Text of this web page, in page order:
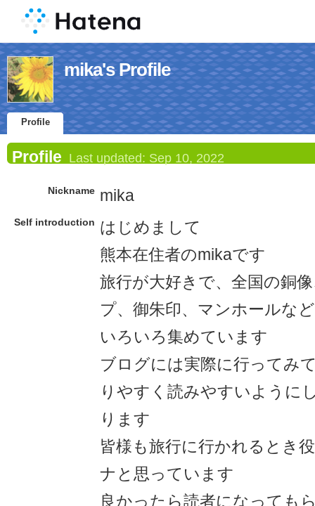
mika's Profile
Profile
Profile Last updated: Sep 10, 2022
Nickname mika
Self introduction はじめまして
熊本在住者のmikaです
旅行が大好きで、全国の銅
プ、御朱印、マンホールなど
いろいろ集めています
ブログには実際に行ってみ
りやすく読みやすいように
ります
皆様も旅行に行かれるとき
ナと思っています
良かったら読者になっても